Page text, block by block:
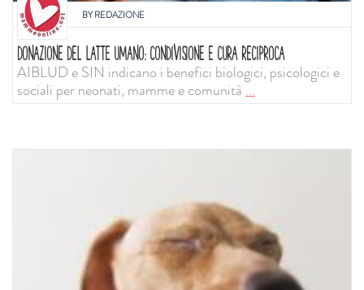
BYREDAZIONE
DONAZIONE DEL LATTE UMANO: CONDIVISIONE E CURA RECIPROCA
AIBLUD e SIN indicano i benefici biologici, psicologici e
sociali per neonati, mamme e comunità...